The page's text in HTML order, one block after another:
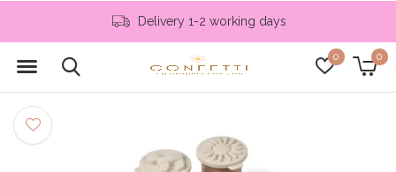
0 0
Delivery 1-2 working days